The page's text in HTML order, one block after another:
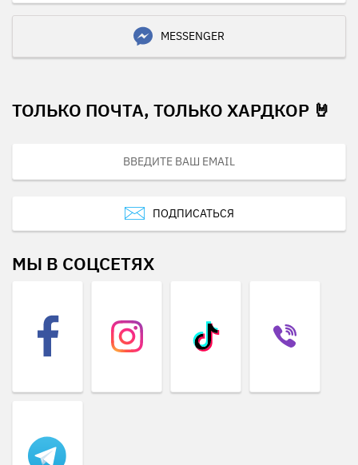
MESSENGER
ТОЛЬКО ПОЧТА, ТОЛЬКО ХАРДКОР 🤘
ПОДПИСАТЬСЯ
МЫ В СОЦСЕТЯХ